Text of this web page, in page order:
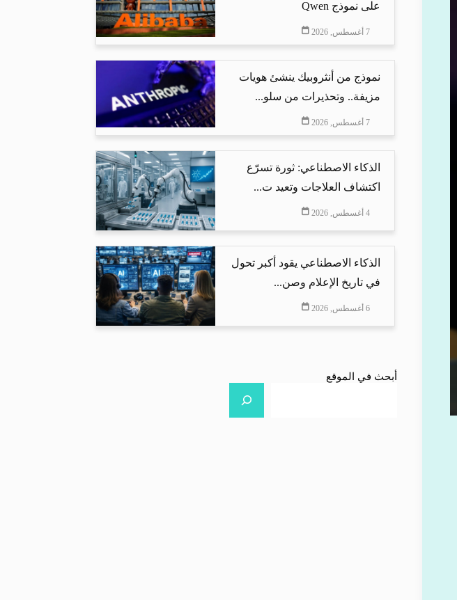
على نموذج Qwen
7 أغسطس, 2026
نموذج من أنثروبيك ينشئ هويات
مزيفة.. وتحذيرات من سلو...
7 أغسطس, 2026
الذكاء الاصطناعي: ثورة تسرّع
اكتشاف العلاجات وتعيد ت...
4 أغسطس, 2026
الذكاء الاصطناعي يقود أكبر تحول
في تاريخ الإعلام وصن...
6 أغسطس, 2026
أبحث في الموقع